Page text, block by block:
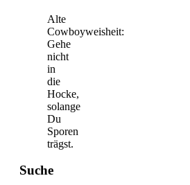
Alte
Cowboyweisheit:
Gehe
nicht
in
die
Hocke,
solange
Du
Sporen
trägst.
Suche